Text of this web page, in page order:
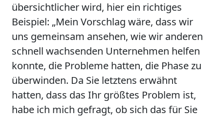
übersichtlicher wird, hier ein richtiges
Beispiel: „Mein Vorschlag wäre, dass wir
uns gemeinsam ansehen, wie wir anderen
schnell wachsenden Unternehmen helfen
konnte, die Probleme hatten, die Phase zu
überwinden. Da Sie letztens erwähnt
hatten, dass das Ihr größtes Problem ist,
habe ich mich gefragt, ob sich das für Sie